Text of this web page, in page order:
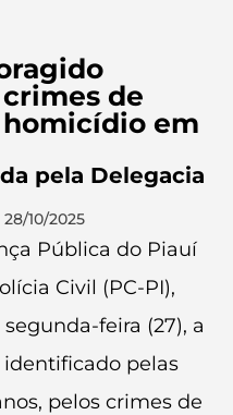
de
em
pela Delegacia
28/10/2025
Pública do Piauí
Civil (PC-PI),
feira (27), a
pelas
pelos crimes de